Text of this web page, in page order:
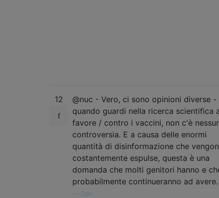
12
@nuc - Vero, ci sono opinioni diverse -
quando guardi nella ricerca scientifica
favore / contro i vaccini, non c'è
controversia. E a causa delle enormi
quantità di disinformazione che
costantemente espulse, questa è una
domanda che molti genitori hanno e
probabilmente continueranno ad avere.
Dori,